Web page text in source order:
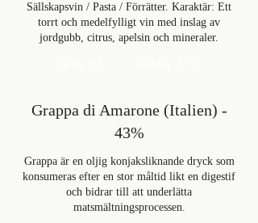
Sällskapsvin / Pasta / Förrätter. Karaktär: Ett
torrt och medelfylligt vin med inslag av
jordgubb, citrus, apelsin och mineraler.
Grappa di Amarone (Italien) -
43%
Grappa är en oljig konjaksliknande dryck som
konsumeras efter en stor måltid likt en digestif
och bidrar till att underlätta
matsmältningsprocessen.